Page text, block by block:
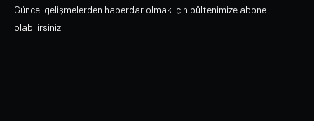
Güncel gelişmelerden haberdar olmak için bültenimize abone
olabilirsiniz.